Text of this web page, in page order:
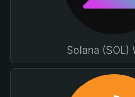
Solana (SOL)